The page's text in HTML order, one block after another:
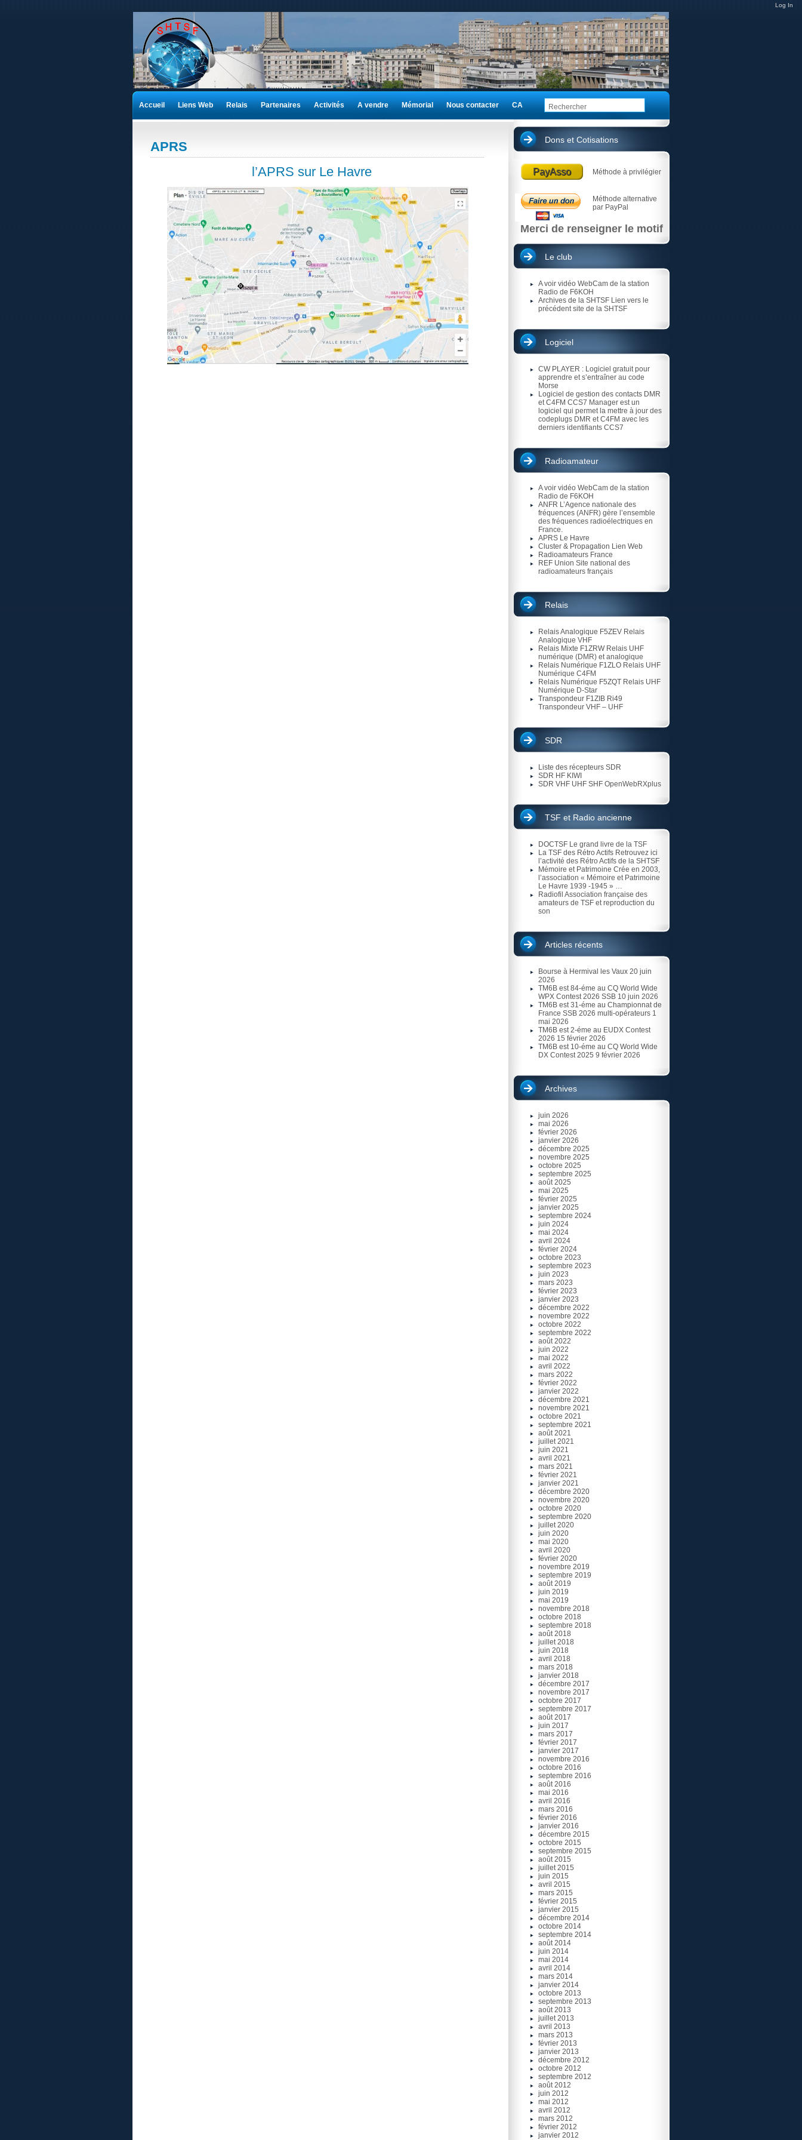
APRS
l’APRS sur Le Havre
Dons et Cotisations
PayAsso Méthode à privilégier
Méthode alternative
par PayPal
Merci de renseigner le motif
Le club
A voir vidéo WebCam de la station
Radio de F6KOH
Archives de la SHTSF Lien vers le
précédent site de la SHTSF
Logiciel
CW PLAYER : Logiciel gratuit pour
apprendre et s’entraîner au code
Morse
Logiciel de gestion des contacts DMR
et C4FM CCS7 Manager est un
logiciel qui permet la mettre à jour des
codeplugs DMR et C4FM avec les
derniers identifiants CCS7
Radioamateur
A voir vidéo WebCam de la station
Radio de F6KOH
ANFR L’Agence nationale des
fréquences (ANFR) gère l’ensemble
des fréquences radioélectriques en
France.
APRS Le Havre
Cluster & Propagation Lien Web
Radioamateurs France
REF Union Site national des
radioamateurs français
Relais
Relais Analogique F5ZEV Relais
Analogique VHF
Relais Mixte F1ZRWRelais UHF
numérique (DMR) et analogique
Relais Numérique F1ZLO Relais UHF
Numérique C4FM
Relais Numérique F5ZQT Relais UHF
Numérique D-Star
Transpondeur F1ZIB Ri49
Transpondeur VHF – UHF
SDR
Liste des récepteurs SDR
SDR HF KIWI
SDR VHF UHF SHF OpenWebRXplus
TSF et Radio ancienne
DOCTSF Le grand livre de la TSF
La TSF des Rétro Actifs Retrouvez ici
l’activité des Rétro Actifs de la SHTSF
Mémoire et Patrimoine Crée en 2003,
l’association « Mémoire et Patrimoine
Le Havre 1939 -1945 » …
Radiofil Association française des
amateurs de TSF et reproduction du
son
Articles récents
Bourse à Hermival les Vaux 20 juin
2026
TM6B est 84-éme au CQ World Wide
WPX Contest 2026 SSB 10 juin 2026
TM6B est 31-éme au Championnat de
France SSB 2026 multi-opérateurs 1
mai 2026
TM6B est 2-éme au EUDX Contest
2026 15 février 2026
TM6B est 10-éme au CQ World Wide
DX Contest 2025 9 février 2026
Archives
juin 2026
mai 2026
février 2026
janvier 2026
décembre 2025
novembre 2025
octobre 2025
septembre 2025
août 2025
mai 2025
février 2025
janvier 2025
septembre 2024
juin 2024
mai 2024
avril 2024
février 2024
octobre 2023
septembre 2023
juin 2023
mars 2023
février 2023
janvier 2023
décembre 2022
novembre 2022
octobre 2022
septembre 2022
août 2022
juin 2022
mai 2022
avril 2022
mars 2022
février 2022
janvier 2022
décembre 2021
novembre 2021
octobre 2021
septembre 2021
août 2021
juillet 2021
juin 2021
avril 2021
mars 2021
février 2021
janvier 2021
décembre 2020
novembre 2020
octobre 2020
septembre 2020
juillet 2020
juin 2020
mai 2020
avril 2020
février 2020
novembre 2019
septembre 2019
août 2019
juin 2019
mai 2019
novembre 2018
octobre 2018
septembre 2018
août 2018
juillet 2018
juin 2018
avril 2018
mars 2018
janvier 2018
décembre 2017
novembre 2017
octobre 2017
septembre 2017
août 2017
juin 2017
mars 2017
février 2017
janvier 2017
novembre 2016
octobre 2016
septembre 2016
août 2016
mai 2016
avril 2016
mars 2016
février 2016
janvier 2016
décembre 2015
octobre 2015
septembre 2015
août 2015
juillet 2015
juin 2015
avril 2015
mars 2015
février 2015
janvier 2015
décembre 2014
octobre 2014
septembre 2014
août 2014
juin 2014
mai 2014
avril 2014
mars 2014
janvier 2014
octobre 2013
septembre 2013
août 2013
juillet 2013
avril 2013
mars 2013
février 2013
janvier 2013
décembre 2012
octobre 2012
septembre 2012
août 2012
juin 2012
mai 2012
avril 2012
mars 2012
février 2012
janvier 2012
Accueil Liens Web Relais Partenaires Activités A vendre Mémorial Nous contacter CA
Log In